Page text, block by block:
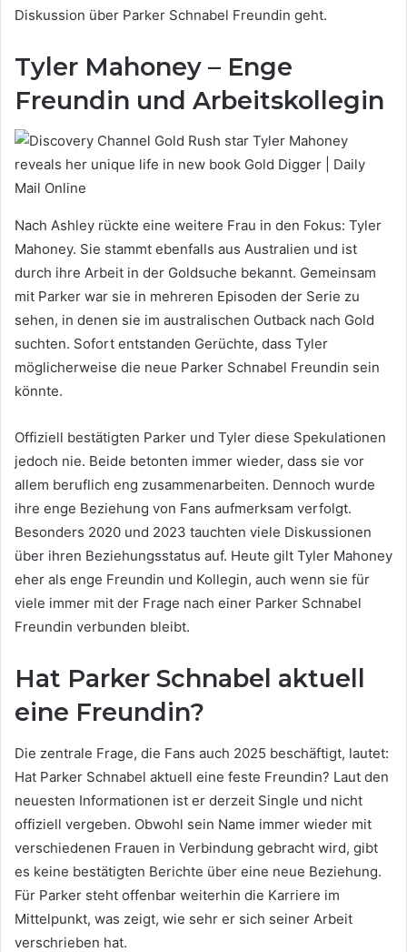
Diskussion über Parker Schnabel Freundin geht.
Tyler Mahoney – Enge
Freundin und Arbeitskollegin
Nach Ashley rückte eine weitere Frau in den Fokus: Tyler
Mahoney. Sie stammt ebenfalls aus Australien und ist
durch ihre Arbeit in der Goldsuche bekannt. Gemeinsam
mit Parker war sie in mehreren Episoden der Serie zu
sehen, in denen sie im australischen Outback nach Gold
suchten. Sofort entstanden Gerüchte, dass Tyler
möglicherweise die neue Parker Schnabel Freundin sein
könnte.
Offiziell bestätigten Parker und Tyler diese Spekulationen
jedoch nie. Beide betonten immer wieder, dass sie vor
allem beruflich eng zusammenarbeiten. Dennoch wurde
ihre enge Beziehung von Fans aufmerksam verfolgt.
Besonders 2020 und 2023 tauchten viele Diskussionen
über ihren Beziehungsstatus auf. Heute gilt Tyler Mahoney
eher als enge Freundin und Kollegin, auch wenn sie für
viele immer mit der Frage nach einer Parker Schnabel
Freundin verbunden bleibt.
Hat Parker Schnabel aktuell
eine Freundin?
Die zentrale Frage, die Fans auch 2025 beschäftigt, lautet:
Hat Parker Schnabel aktuell eine feste Freundin? Laut den
neuesten Informationen ist er derzeit Single und nicht
offiziell vergeben. Obwohl sein Name immer wieder mit
verschiedenen Frauen in Verbindung gebracht wird, gibt
es keine bestätigten Berichte über eine neue Beziehung.
Für Parker steht offenbar weiterhin die Karriere im
Mittelpunkt, was zeigt, wie sehr er sich seiner Arbeit
verschrieben hat.